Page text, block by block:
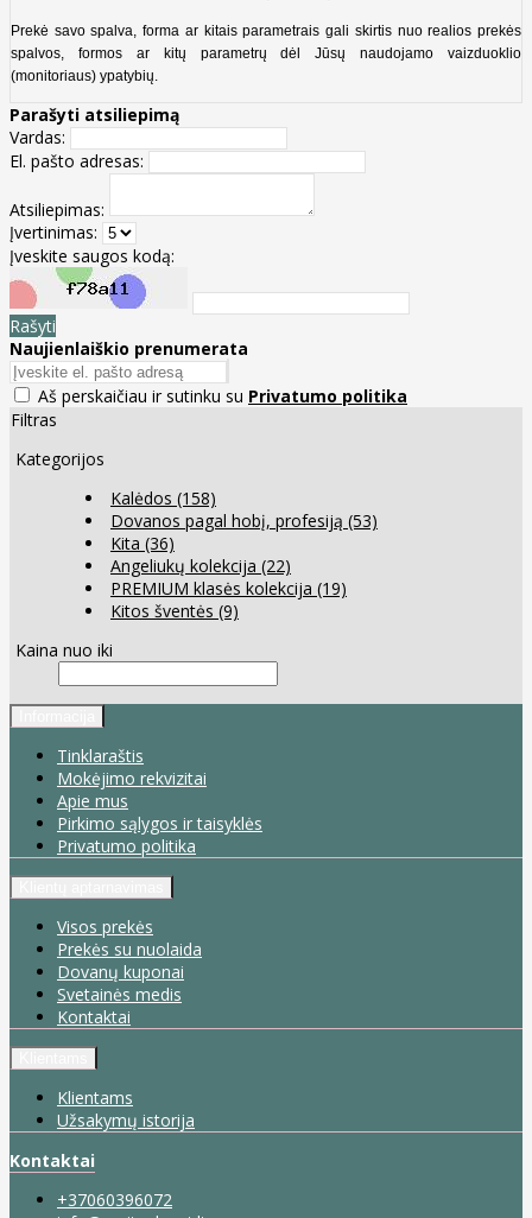
Prekė savo spalva, forma ar kitais parametrais gali skirtis nuo realios prekės
spalvos, formos ar kitų parametrų dėl Jūsų naudojamo vaizduoklio
(monitoriaus) ypatybių.
Parašyti atsiliepimą
Vardas:
El. pašto adresas:
Atsiliepimas:
Įvertinimas:
Įveskite saugos kodą:
Rašyti
Naujienlaiškio prenumerata
Aš perskaičiau ir sutinku su Privatumo politika
Filtras
Kategorijos
Kalėdos (158)
Dovanos pagal hobį, profesiją (53)
Kita (36)
Angeliukų kolekcija (22)
PREMIUM klasės kolekcija (19)
Kitos šventės (9)
Kaina nuo iki
Tinklaraštis
Mokėjimo rekvizitai
Apie mus
Pirkimo sąlygos ir taisyklės
Privatumo politika
Visos prekės
Prekės su nuolaida
Dovanų kuponai
Svetainės medis
Kontaktai
Klientams
Užsakymų istorija
Kontaktai
+37060396072